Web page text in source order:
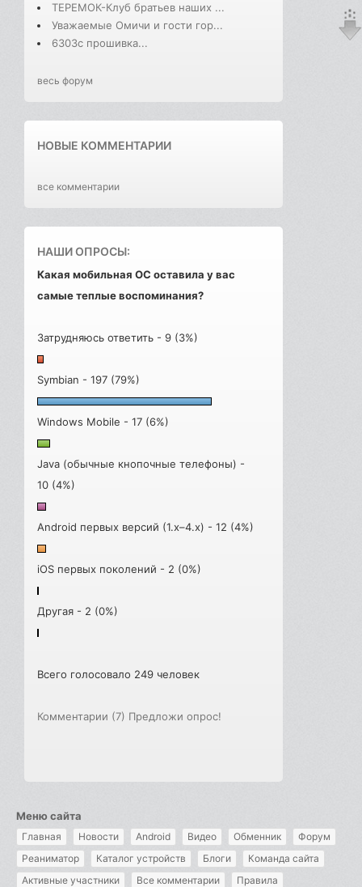
ТЕРЕМОК-Клуб братьев наших ...
Уважаемые Омичи и гости гор...
6303с прошивка...
весь форум
НОВЫЕ КОММЕНТАРИИ
все комментарии
НАШИ ОПРОСЫ:
Какая мобильная ОС оставила у вас
самые теплые воспоминания?
Затрудняюсь ответить - 9 (3%)
Symbian - 197 (79%)
Windows Mobile - 17 (6%)
Java (обычные кнопочные телефоны) -
10 (4%)
Android первых версий (1.x–4.x) - 12 (4%)
iOS первых поколений - 2 (0%)
Другая - 2 (0%)
Всего голосовало 249 человек
Комментарии (7) Предложи опрос!
Меню сайта
Главная Новости Android Видео Обменник
Форум
Реаниматор
Каталог устройств Блоги
Команда сайта
Активные участники
Все комментарии Правила